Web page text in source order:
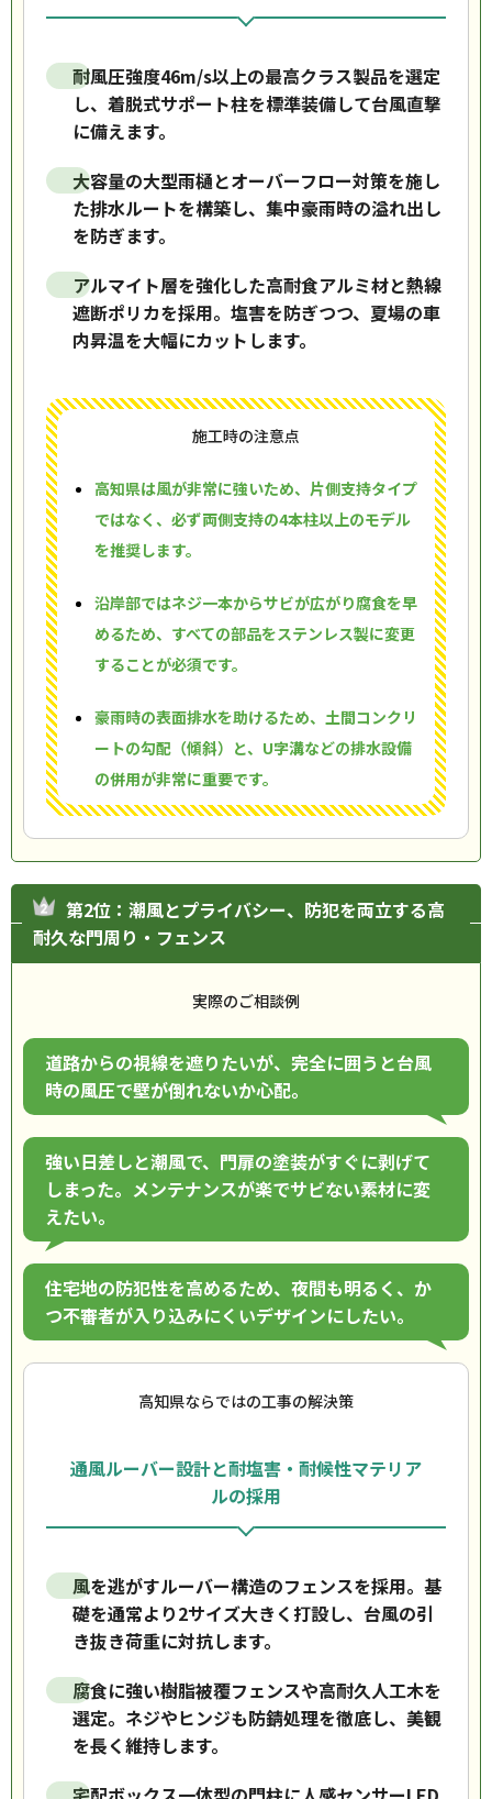
耐風圧強度46m/s以上の最高クラス製品を選定
し、着脱式サポート柱を標準装備して台風直撃
に備えます。
大容量の大型雨樋とオーバーフロー対策を施し
た排水ルートを構築し、集中豪雨時の溢れ出し
を防ぎます。
アルマイト層を強化した高耐食アルミ材と熱線
遮断ポリカを採用。塩害を防ぎつつ、夏場の車
内昇温を大幅にカットします。
施工時の注意点
高知県は風が非常に強いため、片側支持タイプ
ではなく、必ず両側支持の4本柱以上のモデル
を推奨します。
沿岸部ではネジ一本からサビが広がり腐食を早
めるため、すべての部品をステンレス製に変更
することが必須です。
豪雨時の表面排水を助けるため、土間コンクリ
ートの勾配（傾斜）と、U字溝などの排水設備
の併用が非常に重要です。
第2位：潮風とプライバシー、防犯を両立する高
耐久な門周り・フェンス
実際のご相談例
道路からの視線を遮りたいが、完全に囲うと台風
時の風圧で壁が倒れないか心配。
強い日差しと潮風で、門扉の塗装がすぐに剥げて
しまった。メンテナンスが楽でサビない素材に変
えたい。
住宅地の防犯性を高めるため、夜間も明るく、か
つ不審者が入り込みにくいデザインにしたい。
高知県ならではの工事の解決策
通風ルーバー設計と耐塩害・耐候性マテリア
ルの採用
風を逃がすルーバー構造のフェンスを採用。基
礎を通常より2サイズ大きく打設し、台風の引
き抜き荷重に対抗します。
腐食に強い樹脂被覆フェンスや高耐久人工木を
選定。ネジやヒンジも防錆処理を徹底し、美観
を長く維持します。